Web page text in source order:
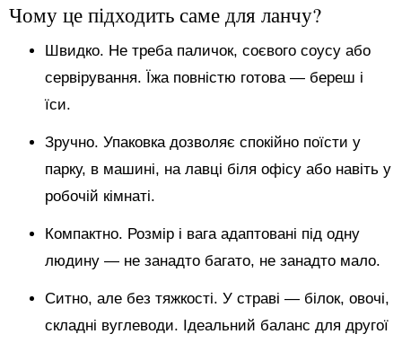
Чому це підходить саме для ланчу?
Швидко. Не треба паличок, соєвого соусу або
сервірування. Їжа повністю готова — береш і
їси.
Зручно. Упаковка дозволяє спокійно поїсти у
парку, в машині, на лавці біля офісу або навіть у
робочій кімнаті.
Компактно. Розмір і вага адаптовані під одну
людину — не занадто багато, не занадто мало.
Ситно, але без тяжкості. У страві — білок, овочі,
складні вуглеводи. Ідеальний баланс для другої